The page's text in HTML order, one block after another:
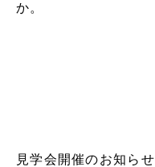
か。
見学会開催のお知らせ